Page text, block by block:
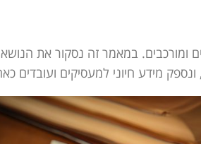
ומורכבים. במאמר זה נסקור את
מידע חיוני למעסיקים ועובדים